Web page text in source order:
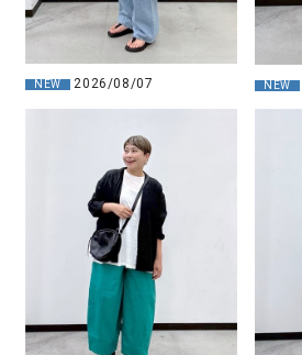
NEW 2026/08/07 NEW